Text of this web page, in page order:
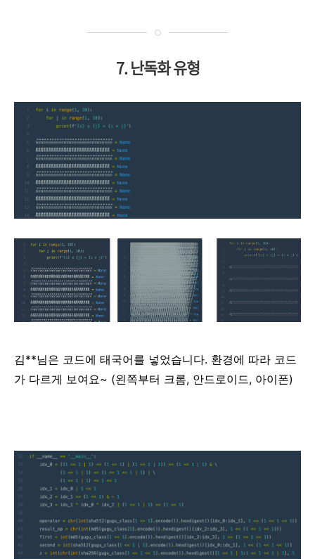
7. 난독화 유형
김**님은 코드에 태국어를 넣었습니다. 환경에 따라 코드
가 다르게 보여요~ (왼쪽부터 크롬, 안드로이드, 아이폰)